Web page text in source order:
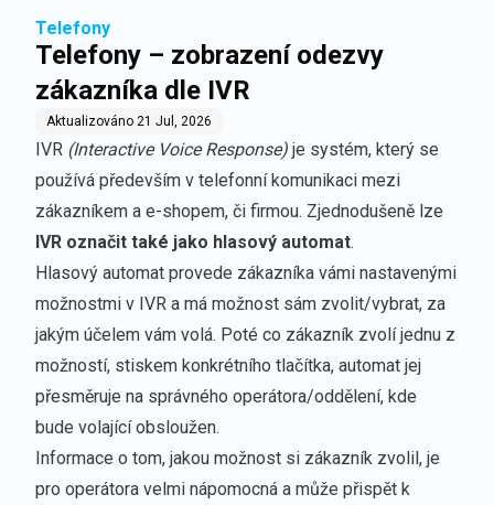
Telefony
Telefony – zobrazení odezvy
zákazníka dle IVR
Aktualizováno 21 Jul, 2026
IVR (Interactive Voice Response) je systém, který se
používá především v telefonní komunikaci mezi
zákazníkem a e-shopem, či firmou. Zjednodušeně lze
IVR označit také jako hlasový automat.
Hlasový automat provede zákazníka vámi nastavenými
možnostmi v IVR a má možnost sám zvolit/vybrat, za
jakým účelem vám volá. Poté co zákazník zvolí jednu z
možností, stiskem konkrétního tlačítka, automat jej
přesměruje na správného operátora/oddělení, kde
bude volající obsloužen.
Informace o tom, jakou možnost si zákazník zvolil, je
pro operátora velmi nápomocná a může přispět k